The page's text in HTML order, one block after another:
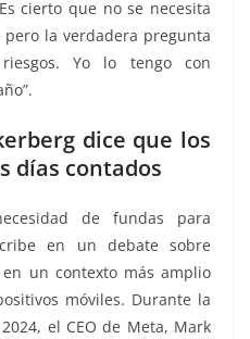
cierto que no se necesita
la verdadera pregunta
Yo lo tengo con
dice que los
días contados
de fundas para
en un debate sobre
un contexto más amplio
móviles. Durante la
el CEO de Meta, Mark